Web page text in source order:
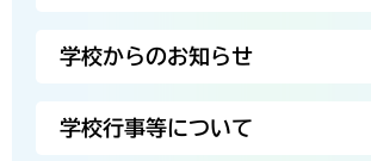
学校からのお知らせ
学校行事等について